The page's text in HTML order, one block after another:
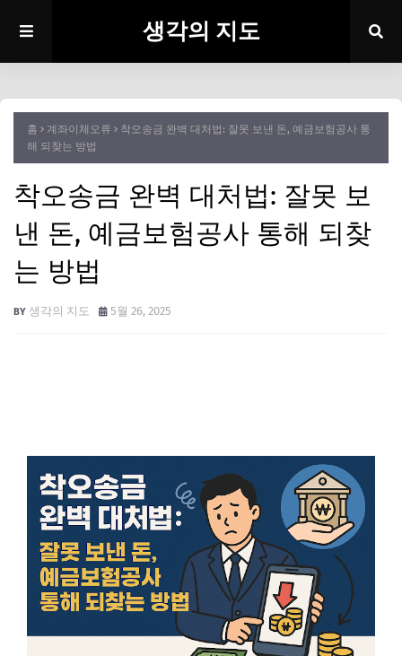
생각의 지도
홈 계좌이체오류
착오송금 완벽 대처법: 잘못 보낸 돈, 예금보험공사 통
해 되찾는 방법
착오송금 완벽 대처법: 잘못 보
낸 돈, 예금보험공사 통해 되찾
는 방법
생각의 지도 5월 26, 2025